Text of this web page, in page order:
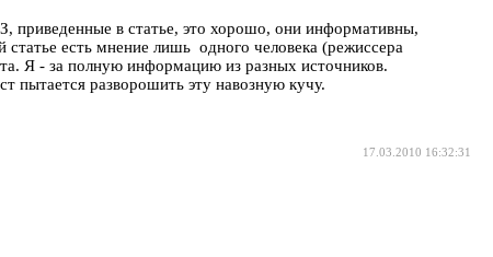
приведенные в статье, это хорошо, они информативны,
есть мнение лишь одного человека (режиссера
Я - за полную информацию из разных источников.
пытается разворошить эту навозную кучу.
17.03.2010 16:32:31